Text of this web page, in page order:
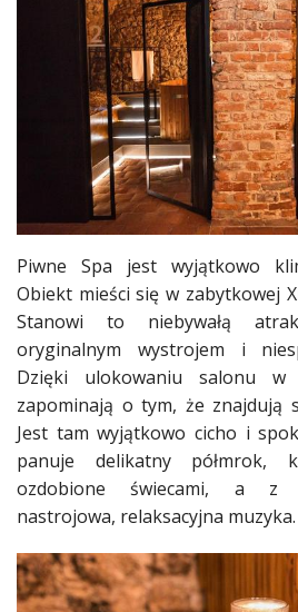
Piwne Spa jest wyjątkowo
Obiekt mieści się w zabytkowej
Stanowi to niebywałą
oryginalnym wystrojem i
Dzięki ulokowaniu salonu w
zapominają o tym, że znajdują
Jest tam wyjątkowo cicho i
panuje delikatny półmrok,
ozdobione świecami, a z
nastrojowa, relaksacyjna muzyka.